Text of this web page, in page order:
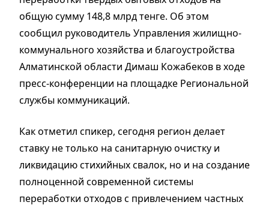
общую сумму 148,8 млрд тенге. Об этом
сообщил руководитель Управления жилищно-
коммунального хозяйства и благоустройства
Алматинской области Димаш Кожабеков в ходе
пресс-конференции на площадке Региональной
службы коммуникаций.
Как отметил спикер, сегодня регион делает
ставку не только на санитарную очистку и
ликвидацию стихийных свалок, но и на создание
полноценной современной системы
переработки отходов с привлечением частных